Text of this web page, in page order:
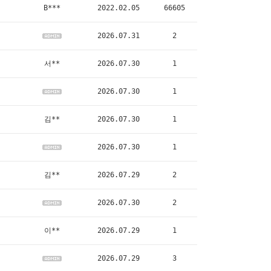
B*** 2022.02.05 66605
2026.07.31 2
서** 2026.07.30 1
2026.07.30 1
김** 2026.07.30 1
2026.07.30 1
김** 2026.07.29 2
2026.07.30 2
이** 2026.07.29 1
2026.07.29 3